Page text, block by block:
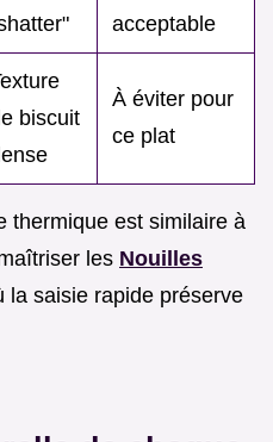
acceptable
biscuit
À éviter pour
ce plat
thermique est similaire à
les Nouilles
la saisie rapide préserve